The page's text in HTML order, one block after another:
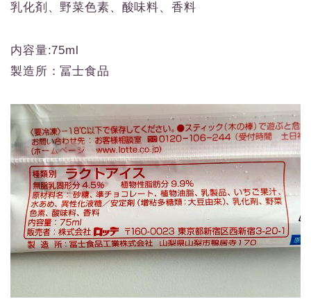
乳化剤、野菜色素、酸味料、香料
内容量:75ml
製造所：冨士食品